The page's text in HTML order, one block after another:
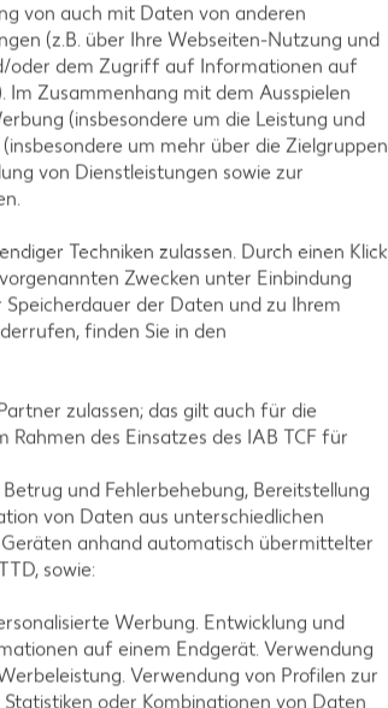
Blätter für die Garnitur
pürieren. Mit Salz und
und die Basilikumcreme
von auch mit Daten von anderen
(z.B. über Ihre Webseiten-Nutzung und
oder dem Zugriff auf Informationen auf
Im Zusammenhang mit dem Ausspielen
(insbesondere um die Leistung und
um mehr über die Zielgruppen
von Dienstleistungen sowie zur
Techniken zulassen. Durch einen Klick
Zwecken unter Einbindung
der Daten und zu Ihrem
finden Sie in den
zulassen; das gilt auch für die
des Einsatzes des IAB TCF für
und Fehlerbehebung, Bereitstellung
von Daten aus unterschiedlichen
anhand automatisch übermittelter
sowie:
Werbung. Entwicklung und
auf einem Endgerät. Verwendung
Verwendung von Profilen zur
oder Kombinationen von Daten